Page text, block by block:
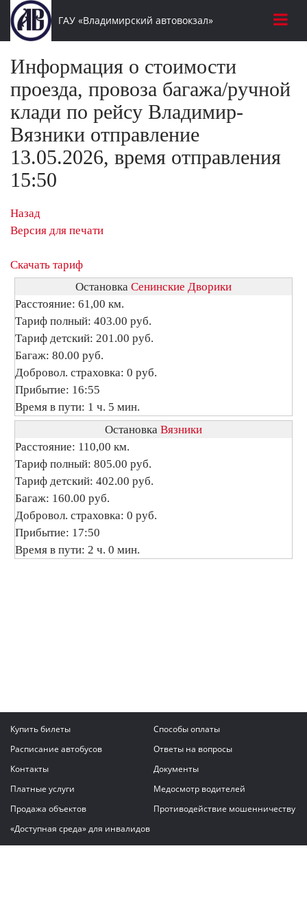
ГАУ «Владимирский автовокзал»
Информация о стоимости
проезда, провоза багажа/ручной
клади по рейсу Владимир-
Вязники отправление
13.05.2026, время отправления
15:50
Назад
Версия для печати
Скачать тариф
Остановка Сенинские Дворики
Расстояние: 61,00 км.
Тариф полный: 403.00 руб.
Тариф детский: 201.00 руб.
Багаж: 80.00 руб.
Добровол. страховка: 0 руб.
Прибытие: 16:55
Время в пути: 1 ч. 5 мин.
Остановка Вязники
Расстояние: 110,00 км.
Тариф полный: 805.00 руб.
Тариф детский: 402.00 руб.
Багаж: 160.00 руб.
Добровол. страховка: 0 руб.
Прибытие: 17:50
Время в пути: 2 ч. 0 мин.
Купить билеты
Способы оплаты
Расписание автобусов
Ответы на вопросы
Контакты
Документы
Платные услуги
Медосмотр водителей
Продажа объектов
Противодействие мошенничеству
«Доступная среда» для инвалидов